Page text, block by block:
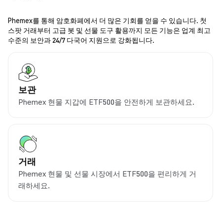
Phemex를 통해 암호화폐에서 더 많은 기회를 얻을 수 있습니다. 첫
스팟 거래부터 고급 봇 및 선물 도구 활용까지 모든 기능은 업계 최고
수준의 보안과 24/7 다국어 지원으로 강화됩니다.
보관
Phemex 현물 지갑에 ETF500을 안전하게 보관하세요.
거래
Phemex 현물 및 선물 시장에서 ETF500을 편리하게 거
래하세요.